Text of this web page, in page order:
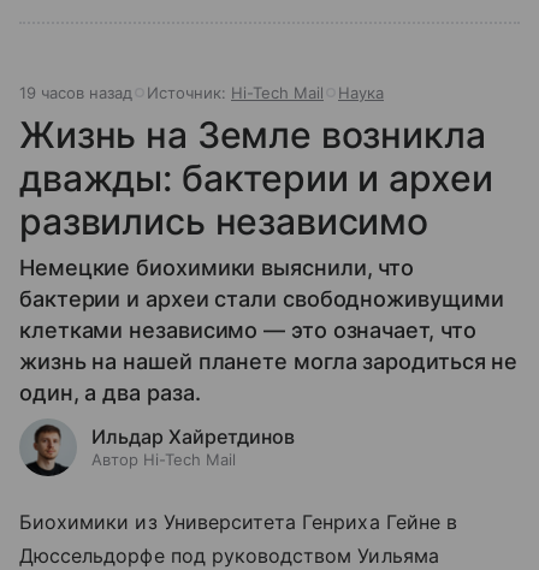
19 часов назад Источник: Hi-Tech Mail Наука
Жизнь на Земле возникла
дважды: бактерии и археи
развились независимо
Немецкие биохимики выяснили, что
бактерии и археи стали свободноживущими
клетками независимо — это означает, что
жизнь на нашей планете могла зародиться не
один, а два раза.
Ильдар Хайретдинов
Автор Hi-Tech Mail
Биохимики из Университета Генриха Гейне в
Дюссельдорфе под руководством Уильяма